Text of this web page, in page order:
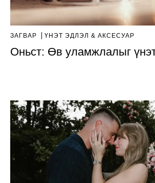
ЗАГВАР ҮНЭТ ЭДЛЭЛ & АКСЕСУАР
Оньст: Өв уламжлалыг